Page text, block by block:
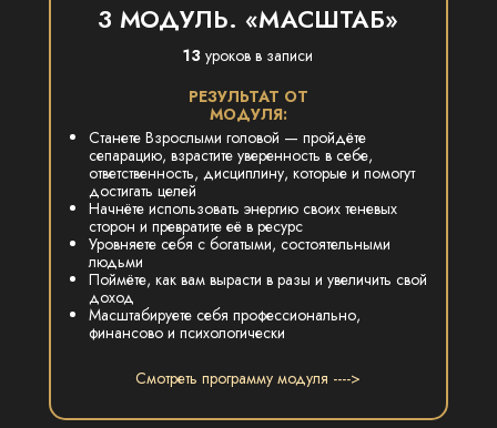
3 МОДУЛЬ. «МАСШТАБ»
Смотреть программу модуля ---->
13 уроков в записи
РЕЗУЛЬТАТ ОТ
МОДУЛЯ:
Станете Взрослыми головой — пройдёте
сепарацию, взрастите уверенность в себе,
ответственность, дисциплину, которые и помогут
достигать целей
Начнёте использовать энергию своих теневых
сторон и превратите её в ресурс
Уровняете себя с богатыми, состоятельными
людьми
Поймёте, как вам вырасти в разы и увеличить свой
доход
Масштабируете себя профессионально,
финансово и психологически